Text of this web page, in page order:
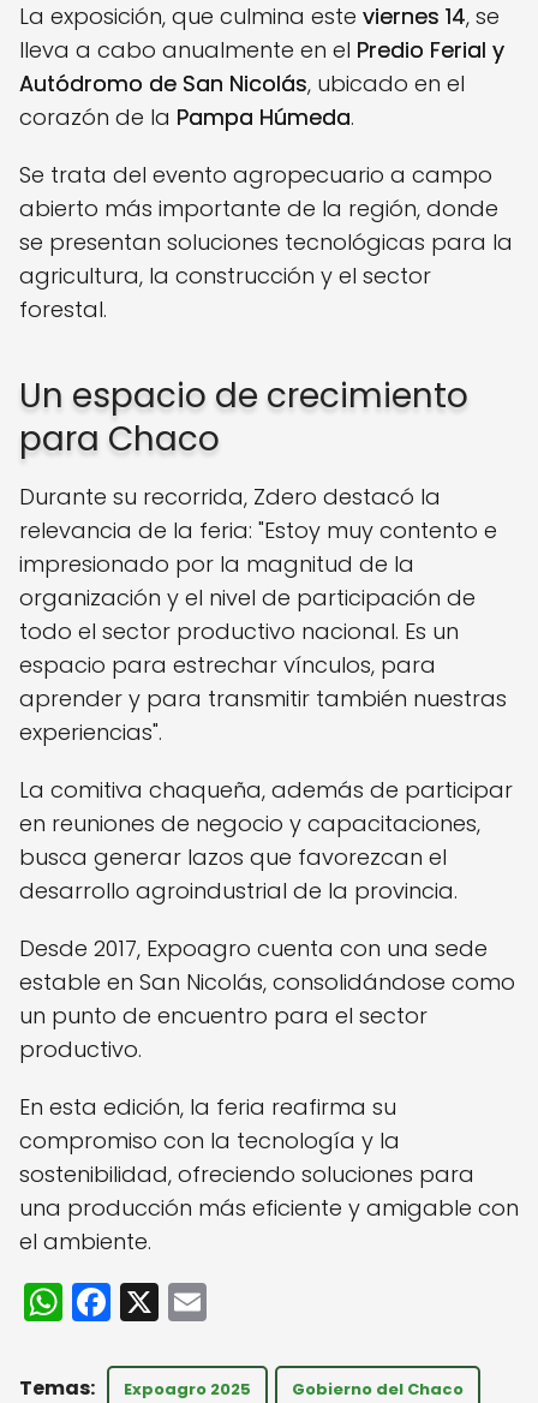
La exposición, que culmina este viernes 14, se
lleva a cabo anualmente en el Predio Ferial y
Autódromo de San Nicolás, ubicado en el
corazón de la Pampa Húmeda.
Se trata del evento agropecuario a campo
abierto más importante de la región, donde
se presentan soluciones tecnológicas para la
agricultura, la construcción y el sector
forestal.
Un espacio de crecimiento
para Chaco
Durante su recorrida, Zdero destacó la
relevancia de la feria: "Estoy muy contento e
impresionado por la magnitud de la
organización y el nivel de participación de
todo el sector productivo nacional. Es un
espacio para estrechar vínculos, para
aprender y para transmitir también nuestras
experiencias".
La comitiva chaqueña, además de participar
en reuniones de negocio y capacitaciones,
busca generar lazos que favorezcan el
desarrollo agroindustrial de la provincia.
Desde 2017, Expoagro cuenta con una sede
estable en San Nicolás, consolidándose como
un punto de encuentro para el sector
productivo.
En esta edición, la feria reafirma su
compromiso con la tecnología y la
sostenibilidad, ofreciendo soluciones para
una producción más eficiente y amigable con
el ambiente.
W
h
a
F
a
c
X
ai
Expoagro 2025 Gobierno del Chaco